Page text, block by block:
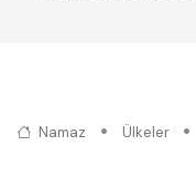
Namaz Ülkeler